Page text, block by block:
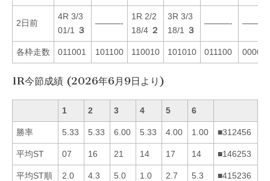
2日前
4R 3/3
01/1
３
———-
1R 2/2
18/4 ２
3R 3/3
18/1
３
———- ———-
各枠走数 011001 101100 110010 101010 011100
1R今節成績 (2026年6月9日より)
1 2 3 4 5 6
勝率 5.33 5.33 6.00 5.33 4.00 1.00 ■312456
平均ST 07 16 21 14 17 14 ■146253
平均ST順 2.0 4.3 5.0 1.0 2.7 5.3 ■415236